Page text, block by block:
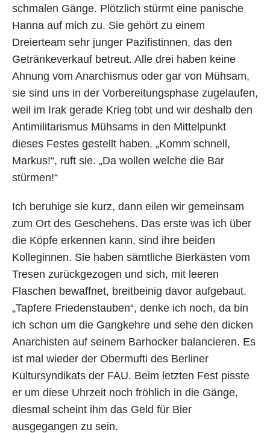
schmalen Gänge. Plötzlich stürmt eine panische
Hanna auf mich zu. Sie gehört zu einem
Dreierteam sehr junger Pazifistinnen, das den
Getränkeverkauf betreut. Alle drei haben keine
Ahnung vom Anarchismus oder gar von Mühsam,
sie sind uns in der Vorbereitungsphase zugelaufen,
weil im Irak gerade Krieg tobt und wir deshalb den
Antimilitarismus Mühsams in den Mittelpunkt
dieses Festes gestellt haben. „Komm schnell,
Markus!“, ruft sie. „Da wollen welche die Bar
stürmen!“
Ich beruhige sie kurz, dann eilen wir gemeinsam
zum Ort des Geschehens. Das erste was ich über
die Köpfe erkennen kann, sind ihre beiden
Kolleginnen. Sie haben sämtliche Bierkästen vom
Tresen zurückgezogen und sich, mit leeren
Flaschen bewaffnet, breitbeinig davor aufgebaut.
„Tapfere Friedenstauben“, denke ich noch, da bin
ich schon um die Gangkehre und sehe den dicken
Anarchisten auf seinem Barhocker balancieren. Es
ist mal wieder der Obermufti des Berliner
Kultursyndikats der FAU. Beim letzten Fest pisste
er um diese Uhrzeit noch fröhlich in die Gänge,
diesmal scheint ihm das Geld für Bier
ausgegangen zu sein.